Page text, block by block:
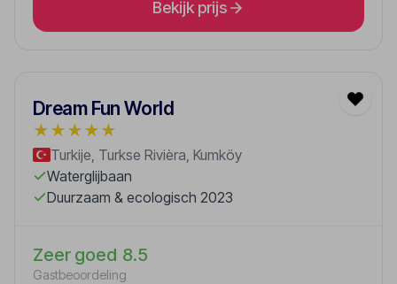
Bekijk prijs
Dream Fun World
★★★★★
Turkije, Turkse Rivièra, Kumköy
Waterglijbaan
Duurzaam & ecologisch 2023
Zeer goed 8.5
Gastbeoordeling